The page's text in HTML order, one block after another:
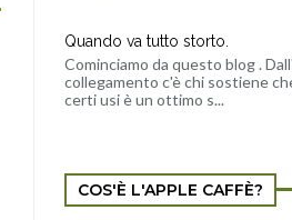
Quando va tutto storto.
Cominciamo da questo blog .
collegamento c'è chi sostiene
certi usi è un ottimo s...
COS'È L'APPLE CAFFÈ?